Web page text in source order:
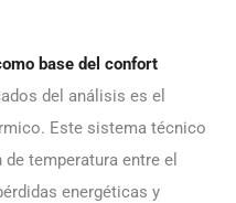
base del confort
del análisis es el
Este sistema técnico
temperatura entre el
energéticas y